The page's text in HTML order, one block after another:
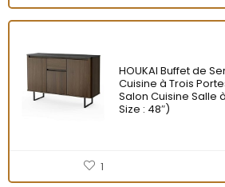
HOUKAI Buffet de
Cuisine à Trois
Salon Cuisine Salle
Size : 48″)
1